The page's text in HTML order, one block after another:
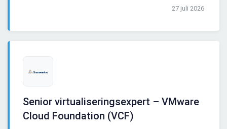
27 juli 2026
Senior virtualiseringsexpert – VMware
Cloud Foundation (VCF)